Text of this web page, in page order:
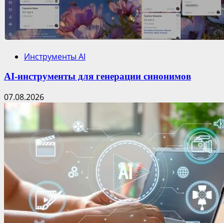
Инструменты AI
AI-инструменты для генерации синонимов
07.08.2026